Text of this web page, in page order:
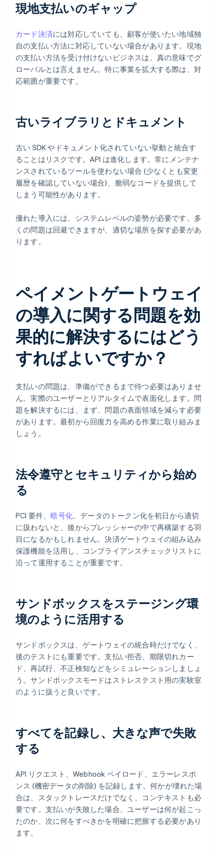
現地支払いのギャップ
カード決済には対応していても、顧客が使いたい地域独
自の支払い方法に対応していない場合があります。現地
の支払い方法を受け付けないビジネスは、真の意味でグ
ローバルとは言えません。特に事業を拡大する際は、対
応範囲が重要です。
古いライブラリとドキュメント
古い SDK やドキュメント化されていない挙動と統合す
ることはリスクです。API は進化します。常にメンテナ
ンスされているツールを使わない場合 (少なくとも変更
履歴を確認していない場合)、脆弱なコードを提供して
しまう可能性があります。
優れた導入には、システムレベルの姿勢が必要です。多
くの問題は回避できますが、適切な場所を探す必要があ
ります。
ペイメントゲートウェイ
の導入に関する問題を効
果的に解決するにはどう
すればよいですか？
支払いの問題は、準備ができるまで待つ必要はありませ
ん。実際のユーザーとリアルタイムで表面化します。問
題を解決するには、まず、問題の表面領域を減らす必要
があります。最初から回復力を高める作業に取り組みま
しょう。
法令遵守とセキュリティから始め
る
PCI 要件、暗号化、データのトークン化を初日から適切
に扱わないと、後からプレッシャーの中で再構築する羽
目になるかもしれません。決済ゲートウェイの組み込み
保護機能を活用し、コンプライアンスチェックリストに
沿って運用することが重要です。
サンドボックスをステージング環
境のように活用する
サンドボックスは、ゲートウェイの統合時だけでなく、
後のテストにも重要です。支払い拒否、期限切れカー
ド、再試行、不正検知などをシミュレーションしましょ
う。サンドボックスモードはストレステスト用の実験室
のように扱うと良いです。
すべてを記録し、大きな声で失敗
する
API リクエスト、Webhook ペイロード、エラーレスポ
ンス (機密データの削除) を記録します。何かが壊れた場
合は、スタックトレースだけでなく、コンテキストも必
要です。支払いが失敗した場合、ユーザーは何が起こっ
たのか、次に何をすべきかを明確に把握する必要があり
ます。